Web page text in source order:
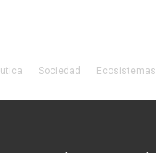
Sociedad Ecosistemas